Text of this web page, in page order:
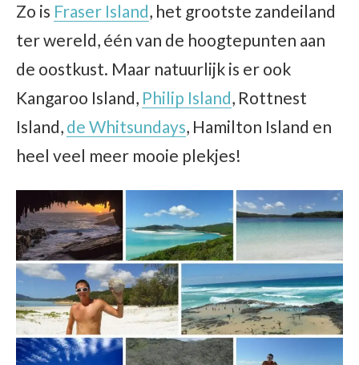
Zo is Fraser Island, het grootste zandeiland
ter wereld, één van de hoogtepunten aan
de oostkust. Maar natuurlijk is er ook
Kangaroo Island, Philip Island, Rottnest
Island, de Whitsundays, Hamilton Island en
heel veel meer mooie plekjes!